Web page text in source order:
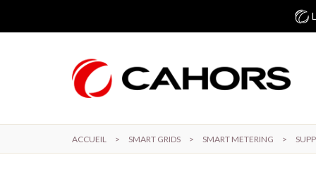
ACCUEIL > SMART GRIDS > SMART METERING >